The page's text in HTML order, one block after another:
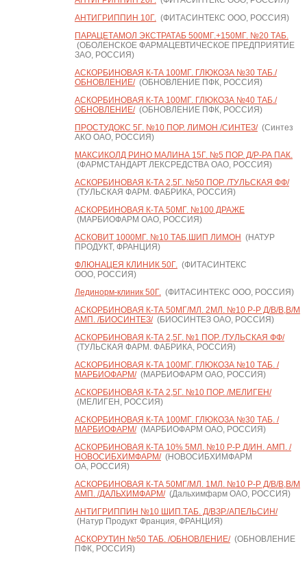
АНТИГРИППИН 10Г.(ФИТАСИНТЕКС ООО, РОССИЯ)
ПАРАЦЕТАМОЛ ЭКСТРАТАБ 500МГ.+150МГ. №20 ТАБ.
(ОБОЛЕНСКОЕ ФАРМАЦЕВТИЧЕСКОЕ ПРЕДПРИЯТИЕ
ЗАО, РОССИЯ)
АСКОРБИНОВАЯ К-ТА 100МГ. ГЛЮКОЗА №30 ТАБ./
ОБНОВЛЕНИЕ/(ОБНОВЛЕНИЕ ПФК, РОССИЯ)
АСКОРБИНОВАЯ К-ТА 100МГ. ГЛЮКОЗА №40 ТАБ./
ОБНОВЛЕНИЕ/(ОБНОВЛЕНИЕ ПФК, РОССИЯ)
ПРОСТУДОКС 5Г. №10 ПОР. ЛИМОН /СИНТЕЗ/(Синтез
АКО ОАО, РОССИЯ)
МАКСИКОЛД РИНО МАЛИНА 15Г. №5 ПОР. Д/Р-РА ПАК.
(ФАРМСТАНДАРТ ЛЕКСРЕДСТВА ОАО, РОССИЯ)
АСКОРБИНОВАЯ К-ТА 2,5Г. №50 ПОР. /ТУЛЬСКАЯ ФФ/
(ТУЛЬСКАЯ ФАРМ. ФАБРИКА, РОССИЯ)
АСКОРБИНОВАЯ К-ТА 50МГ. №100 ДРАЖЕ
(МАРБИОФАРМ ОАО, РОССИЯ)
АСКОВИТ 1000МГ. №10 ТАБ.ШИП ЛИМОН (НАТУР
ПРОДУКТ, ФРАНЦИЯ)
ФЛЮНАЦЕЯ КЛИНИК 50Г.(ФИТАСИНТЕКС
ООО, РОССИЯ)
Лединорм-клиник 50Г.(ФИТАСИНТЕКС ООО, РОССИЯ)
АСКОРБИНОВАЯ К-ТА 50МГ/МЛ. 2МЛ. №10 Р-Р Д/В/В,В/М
АМП. /БИОСИНТЕЗ/(БИОСИНТЕЗ ОАО, РОССИЯ)
АСКОРБИНОВАЯ К-ТА 2,5Г. №1 ПОР. /ТУЛЬСКАЯ ФФ/
(ТУЛЬСКАЯ ФАРМ. ФАБРИКА, РОССИЯ)
АСКОРБИНОВАЯ К-ТА 100МГ. ГЛЮКОЗА №10 ТАБ. /
МАРБИОФАРМ/(МАРБИОФАРМ ОАО, РОССИЯ)
АСКОРБИНОВАЯ К-ТА 2,5Г. №10 ПОР. /МЕЛИГЕН/
(МЕЛИГЕН, РОССИЯ)
АСКОРБИНОВАЯ К-ТА 100МГ. ГЛЮКОЗА №30 ТАБ. /
МАРБИОФАРМ/(МАРБИОФАРМ ОАО, РОССИЯ)
АСКОРБИНОВАЯ К-ТА 10% 5МЛ. №10 Р-Р Д/ИН. АМП. /
НОВОСИБХИМФАРМ/(НОВОСИБХИМФАРМ
ОА, РОССИЯ)
АСКОРБИНОВАЯ К-ТА 50МГ/МЛ. 1МЛ. №10 Р-Р Д/В/В,В/М
АМП. /ДАЛЬХИМФАРМ/(Дальхимфарм ОАО, РОССИЯ)
АНТИГРИППИН №10 ШИП.ТАБ. Д/ВЗР./АПЕЛЬСИН/
(Натур Продукт Франция, ФРАНЦИЯ)
АСКОРУТИН №50 ТАБ. /ОБНОВЛЕНИЕ/(ОБНОВЛЕНИЕ
ПФК, РОССИЯ)